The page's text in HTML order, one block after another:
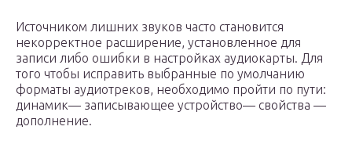
Источником лишних звуков часто становится
некорректное расширение, установленное для
записи либо ошибки в настройках аудиокарты. Для
того чтобы исправить выбранные по умолчанию
форматы аудиотреков, необходимо пройти по пути:
динамик— записывающее устройство— свойства —
дополнение.